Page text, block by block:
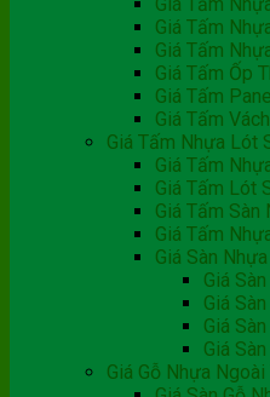
Giá Tấm
Giá Tấm
Giá Tấm Ốp
Giá Tấm
Giá Tấm
Giá Tấm Nhựa Lót
Giá Tấm
Giá Tấm Lót
Giá Tấm Sàn
Giá Tấm
Giá Sàn
Giá
Giá
Giá
Giá
Giá Gỗ Nhựa Ngoài